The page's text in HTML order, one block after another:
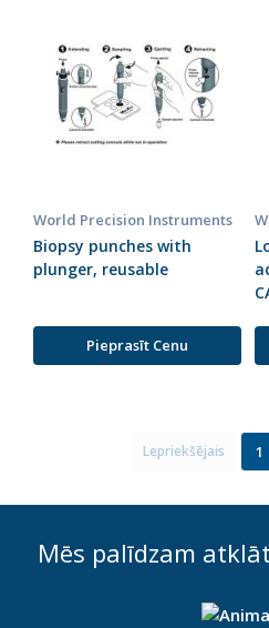
World Precision Instruments
Biopsy punches with
plunger, reusable
Pieprasīt Cenu
Lepriekšējais 1
Mēs palīdzam